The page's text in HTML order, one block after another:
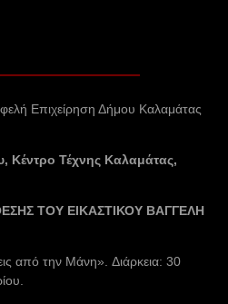
Επιχείρηση Δήμου Καλαμάτας
Κέντρο Τέχνης Καλαμάτας,
ΤΟΥ ΕΙΚΑΣΤΙΚΟΥ ΒΑΓΓΕΛΗ
από την Μάνη». Διάρκεια: 30